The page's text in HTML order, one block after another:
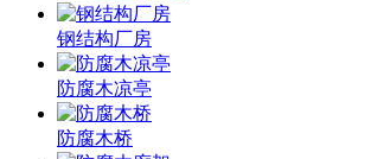
钢结构厂房
防腐木凉亭
防腐木桥